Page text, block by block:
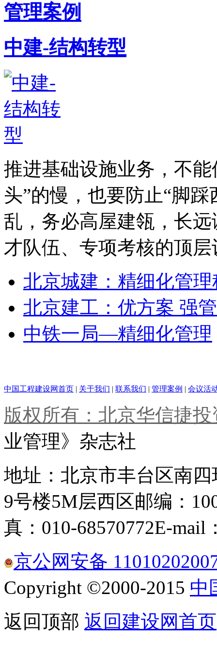
管理案例
中建-结构转型
推进基础设施业务，不
头”的慢，也要防止“脚
乱，务必高屋建瓴，长
才队伍、专项考核的顶层
北京城建：精细化管
北京建工：优方案 强
中铁一局—精细化管理
中国工程建设网首页 | 关于我们 | 联系我们 | 管理案例 | 会议活
版权所有：北京华信捷
业管理》杂志社
地址：北京市丰台区南
9号楼5M层西区邮编：
真：010-68570772E-mail
京公网安备
Copyright ©2000-2015 中
返回顶部 返回建设网首页